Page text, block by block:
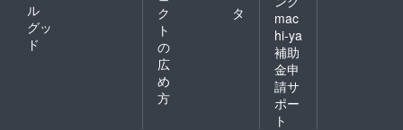
ル
グッ
ド
ク
ト
の
広
め
方
タ
mac
hi-ya
補助
金申
請サ
ポー
ト